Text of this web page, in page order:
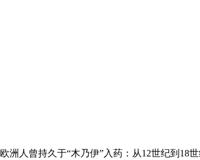
欧洲人曾持久于“木乃伊”入药：从12世纪到18